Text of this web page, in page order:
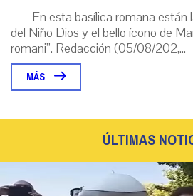
En esta basílica romana están
del Niño Dios y el bello ícono de
romani”. Redacción (05/08/202,...
MÁS
ÚLTIMAS